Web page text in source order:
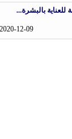
للعناية بالبشرة...
2020-12-09